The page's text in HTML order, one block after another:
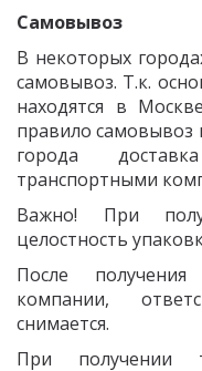
Самовывоз
В некоторых
самовывоз. Т.к.
находятся в
правило самовывоз
города
транспортными
Важно! При
целостность
После
компании,
снимается.
При получении